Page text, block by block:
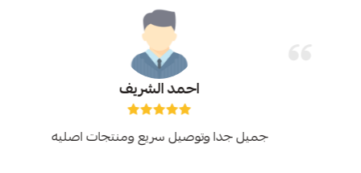
جدا وتوصيل سريع ومنتجات اصليه